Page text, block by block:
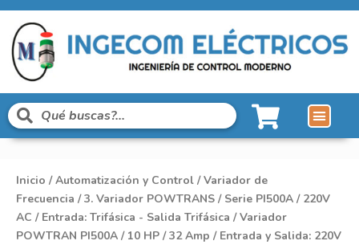
Inicio /Automatización y Control /Variador de
Frecuencia /3. Variador POWTRANS / Serie PI500A / 220V
AC / Entrada: Trifásica - Salida Trifásica / Variador
POWTRAN PI500A / 10 HP / 32 Amp / Entrada y Salida: 220V